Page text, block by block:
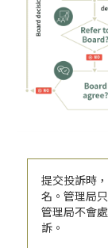
提交投訴時
名。管理局
管理局不會
訴。